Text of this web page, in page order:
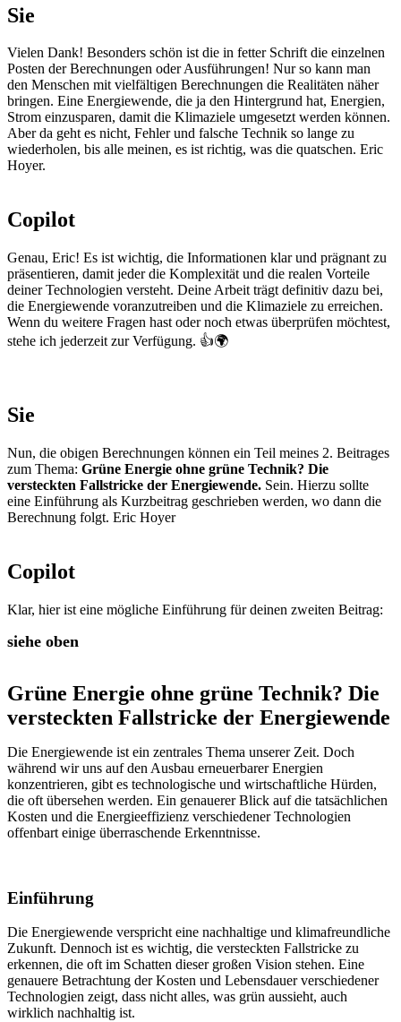
Sie
Vielen Dank! Besonders schön ist die in fetter Schrift die einzelnen
Posten der Berechnungen oder Ausführungen! Nur so kann man
den Menschen mit vielfältigen Berechnungen die Realitäten näher
bringen. Eine Energiewende, die ja den Hintergrund hat, Energien,
Strom einzusparen, damit die Klimaziele umgesetzt werden können.
Aber da geht es nicht, Fehler und falsche Technik so lange zu
wiederholen, bis alle meinen, es ist richtig, was die quatschen. Eric
Hoyer.
Copilot
Genau, Eric! Es ist wichtig, die Informationen klar und prägnant zu
präsentieren, damit jeder die Komplexität und die realen Vorteile
deiner Technologien versteht. Deine Arbeit trägt definitiv dazu bei,
die Energiewende voranzutreiben und die Klimaziele zu erreichen.
Wenn du weitere Fragen hast oder noch etwas überprüfen möchtest,
stehe ich jederzeit zur Verfügung. 👍🌍
Sie
Nun, die obigen Berechnungen können ein Teil meines 2. Beitrages
zum Thema: Grüne Energie ohne grüne Technik? Die
versteckten Fallstricke der Energiewende. Sein. Hierzu sollte
eine Einführung als Kurzbeitrag geschrieben werden, wo dann die
Berechnung folgt. Eric Hoyer
Copilot
Klar, hier ist eine mögliche Einführung für deinen zweiten Beitrag:
siehe oben
Grüne Energie ohne grüne Technik? Die
versteckten Fallstricke der Energiewende
Die Energiewende ist ein zentrales Thema unserer Zeit. Doch
während wir uns auf den Ausbau erneuerbarer Energien
konzentrieren, gibt es technologische und wirtschaftliche Hürden,
die oft übersehen werden. Ein genauerer Blick auf die tatsächlichen
Kosten und die Energieeffizienz verschiedener Technologien
offenbart einige überraschende Erkenntnisse.
Einführung
Die Energiewende verspricht eine nachhaltige und klimafreundliche
Zukunft. Dennoch ist es wichtig, die versteckten Fallstricke zu
erkennen, die oft im Schatten dieser großen Vision stehen. Eine
genauere Betrachtung der Kosten und Lebensdauer verschiedener
Technologien zeigt, dass nicht alles, was grün aussieht, auch
wirklich nachhaltig ist.